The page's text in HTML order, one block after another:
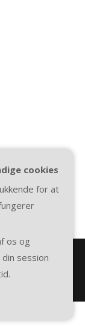
| Theme by
39
cookies
for at
os og
session